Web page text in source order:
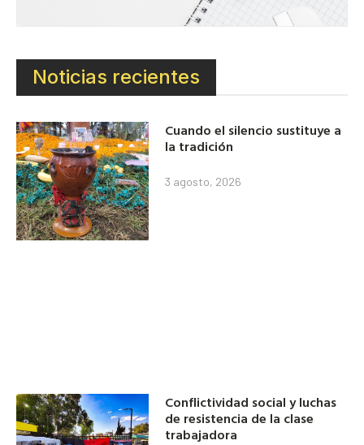
Noticias recientes
Cuando el silencio sustituye a
la tradición
3 agosto, 2026
Conflictividad social y luchas
de resistencia de la clase
trabajadora